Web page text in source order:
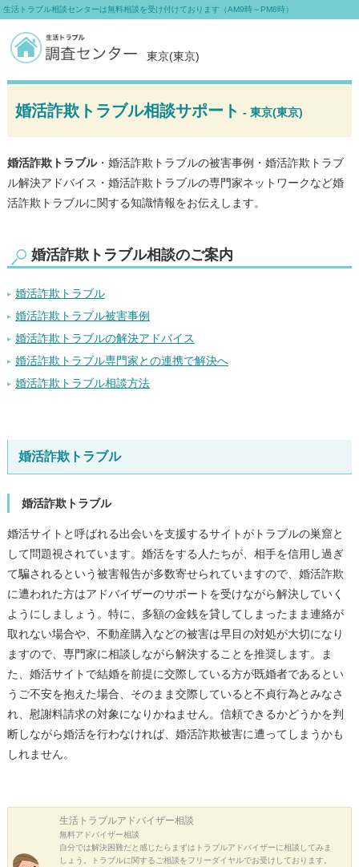
婚活詐欺トラブル相談サポート - 東京(東京)
婚活詐欺トラブル・婚活詐欺トラブルの被害事例・婚活詐欺トラブ
ル解決アドバイス・婚活詐欺トラブルの専門家ネットワークなど婚
活詐欺トラブルに関する知識情報をお伝えします。
婚活詐欺トラブル相談のご案内
婚活詐欺トラブル
婚活詐欺トラブル被害事例
婚活詐欺トラブルの解決アドバイス
婚活詐欺トラブル専門家との連携で解決へ
婚活詐欺トラブル相談方法
婚活詐欺トラブル
婚活詐欺トラブル
婚活サイトと呼ばれる出会いを支援するサイトがトラブルの巣窟と
して問題視されています。婚活をする人たちが、相手を信用し過ぎ
て騙されるという被害報告が多数寄せられていますので、婚活詐欺
に遭われた方はアドバイザーのサポートを受けながら解決していく
ようにしましょう。特に、多額の金銭を貸してしまったまま連絡が
取れない場合や、不動産購入などの被害は早目の対処が大切になり
ますので、専門家に相談しながら解決することを推奨します。ま
た、婚活サイトで結婚を前提に交際している方が既婚者であるとい
うご不安を抱えた場合、そのまま交際していると不貞行為とみなさ
れ、慰謝料請求の対象になりかねません。信頼できるかどうかを判
断しながら婚活を行わなければ、婚活詐欺被害に遭ってしまうかも
しれません。
生活トラブルアドバイザー相談
無料アドバイザー相談
自分では解決困難だと感じたらまずはトラブルアドバイザーに相談してみま
しょう。トラブルに関するご相談をフリーダイヤルでお受けしております。
東京(東京)
生活トラブル相談センターは無料相談を受け付けております（AM9時～PM8時）